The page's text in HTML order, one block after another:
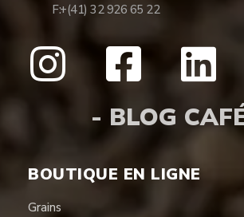
F:+(41) 32 926 65 22
- BLOG
BOUTIQUE EN LIGNE
Grains